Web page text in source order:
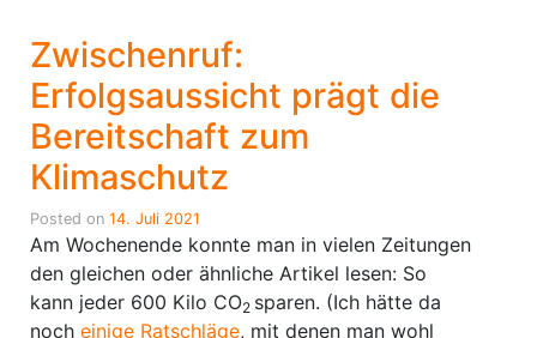
Zwischenruf:
Erfolgsaussicht prägt die
Bereitschaft zum
Klimaschutz
Posted on 14. Juli 2021
Am Wochenende konnte man in vielen Zeitungen
den gleichen oder ähnliche Artikel lesen: So
kann jeder 600 Kilo CO2 sparen. (Ich hätte da
noch einige Ratschläge, mit denen man wohl